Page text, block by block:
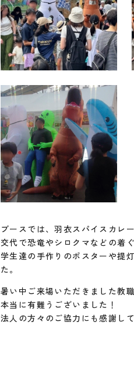
ブースでは、羽衣スパイスカレ
交代で恐竜やシロクマなどの着
学生達の手作りのポスターや提
た。
暑い中ご来場いただきました教
本当に有難うございました！
法人の方々のご協力にも感謝し